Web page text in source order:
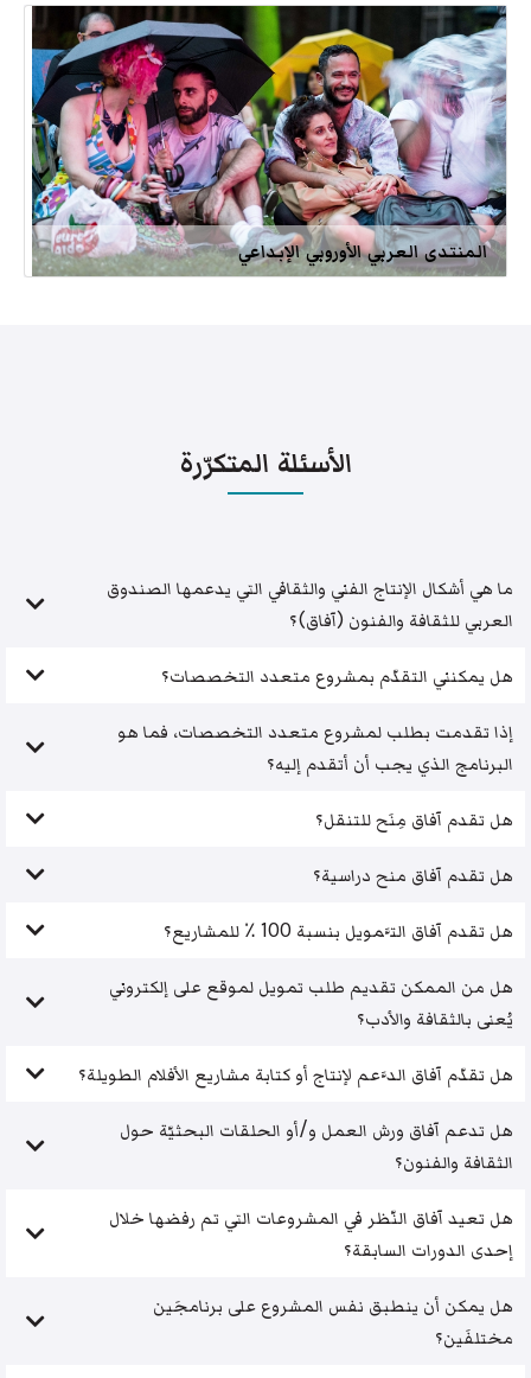
المنتدى العربي الأوروبي الإبداعي
الأسئلة المتكرّرة
ما هي أشكال الإنتاج الفني والثقافي التي يدعمها الصندوق
العربي للثقافة والفنون (آفاق)؟
هل يمكنني التقدّم بمشروع متعدد التخصصات؟
إذا تقدمت بطلب لمشروع متعدد التخصصات، فما هو
البرنامج الذي يجب أن أتقدم إليه؟
هل تقدم آفاق مِنَح للتنقل؟
هل تقدم آفاق منح دراسية؟
هل تقدم آفاق التَّمويل بنسبة 100 ٪ للمشاريع؟
هل من الممكن تقديم طلب تمويل لموقع على إلكتروني
يُعنى بالثقافة والأدب؟
هل تقدّم آفاق الدَّعم لإنتاج أو كتابة مشاريع الأفلام الطويلة؟
هل تدعم آفاق ورش العمل و/أو الحلقات البحثيّة حول
الثقافة والفنون؟
هل تعيد آفاق النّظر في المشروعات التي تم رفضها خلال
إحدى الدورات السابقة؟
هل يمكن أن ينطبق نفس المشروع على برنامجَين
مختلفَين؟